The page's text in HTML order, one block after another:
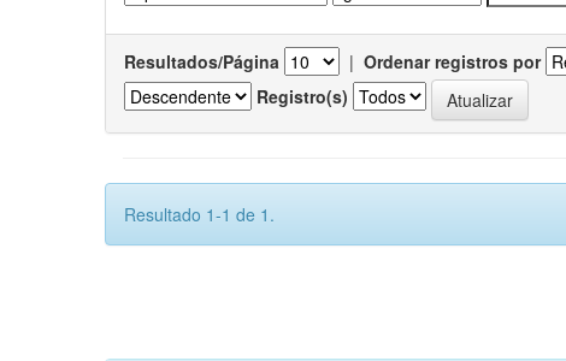
Resultados/Página | Ordenar registros por
Registro(s)
Resultado 1-1 de 1.